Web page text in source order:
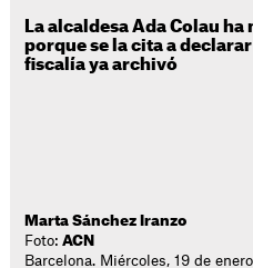
La alcaldesa Ada Colau
porque se la cita a
fiscalía ya archivó
Marta Sánchez Iranzo
Foto:ACN
Barcelona. Miércoles, 19 de